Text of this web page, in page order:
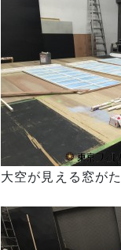
大空が見える窓が